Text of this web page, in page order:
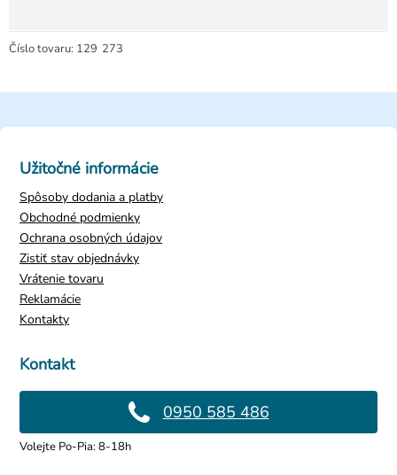
Číslo tovaru: 129 273
Kontakt
0950 585 486
Volejte Po-Pia: 8-18h
Užitočné informácie
Spôsoby dodania a platby
Obchodné podmienky
Ochrana osobných údajov
Zistiť stav objednávky
Vrátenie tovaru
Reklamácie
Kontakty